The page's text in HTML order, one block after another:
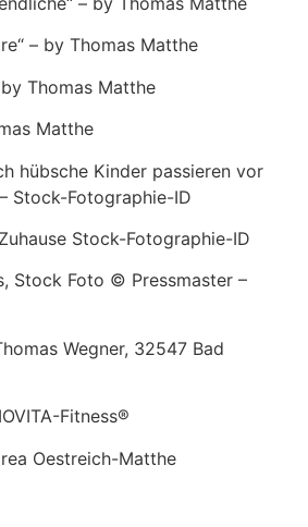
– by Thomas Matthe
by Thomas Matthe
Matthe
hübsche Kinder passieren vor
Stock-Fotographie-ID
Stock-Fotographie-ID
Stock Foto © Pressmaster –
Wegner, 32547 Bad
Fitness®
Oestreich-Matthe